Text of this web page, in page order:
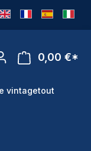
0,00 €*
vintagetout